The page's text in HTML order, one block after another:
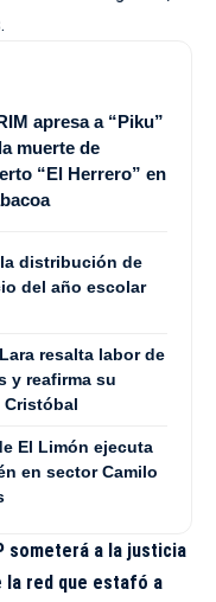
apresa a “Piku”
muerte de
“El Herrero” en
la distribución de
del año escolar
resalta labor de
y reafirma su
Cristóbal
El Limón ejecuta
en sector Camilo
someterá a la justicia
red que estafó a